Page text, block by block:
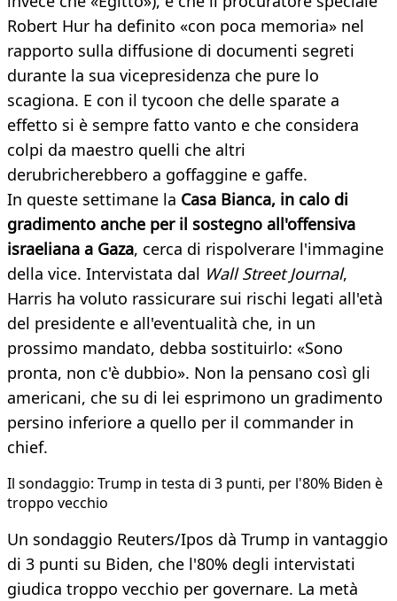
Robert Hur ha definito «con poca memoria» nel
rapporto sulla diffusione di documenti segreti
durante la sua vicepresidenza che pure lo
scagiona. E con il tycoon che delle sparate a
effetto si è sempre fatto vanto e che considera
colpi da maestro quelli che altri
derubricherebbero a goffaggine e gaffe.
In queste settimane la Casa Bianca, in calo di
gradimento anche per il sostegno all'offensiva
israeliana a Gaza, cerca di rispolverare l'immagine
della vice. Intervistata dal Wall Street Journal,
Harris ha voluto rassicurare sui rischi legati all'età
del presidente e all'eventualità che, in un
prossimo mandato, debba sostituirlo: «Sono
pronta, non c'è dubbio». Non la pensano così gli
americani, che su di lei esprimono un gradimento
persino inferiore a quello per il commander in
chief.
Il sondaggio: Trump in testa di 3 punti, per l'80% Biden è
troppo vecchio
Un sondaggio Reuters/Ipos dà Trump in vantaggio
di 3 punti su Biden, che l'80% degli intervistati
giudica troppo vecchio per governare. La metà